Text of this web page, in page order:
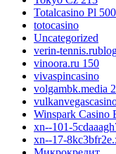
Totalcasino Pl 500
totocasino
Uncategorized
verin-
vinoora.ru 150
vivaspincasino
volgambk.media
Winspark Casino
xn--101-
xn--17-